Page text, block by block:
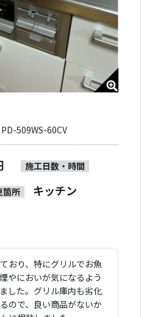
509WS-60CV
施工日数・時間
箇所 キッチン
おり、特にグリルでお魚
やにおいが気になるよう
した。グリル庫内も劣化
ので、良い商品がないか